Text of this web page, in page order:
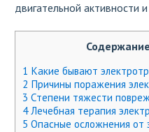
двигательной активности
Содержание
1 Какие бывают
2 Причины поражения
3 Степени тяжести
4Лечебная терапия
5 Опасные осложнения от